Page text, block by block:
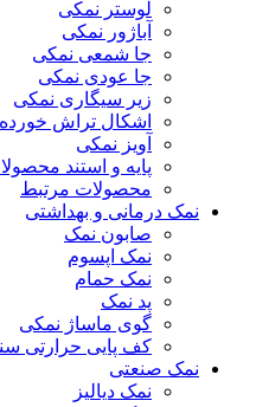
لوستر نمکی
آباژور نمکی
جا شمعی نمکی
جا عودی نمکی
زیر سیگاری نمکی
اشکال تراش
آویز نمکی
پایه و استند
محصولات مرتبط
نمک درمانی و بهداشتی
صابون نمک
نمک اپسوم
نمک حمام
پد نمک
گوی ماساژ نمکی
کف پایی حرارتی
نمک صنعتی
نمک دیالیز